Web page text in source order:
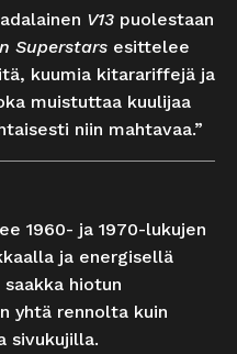
V13 puolestaan
Superstars esittelee
kuumia kitarariffejä ja
muistuttaa kuulijaa
niin mahtavaa.”
1960- ja 1970-lukujen
ja energisellä
hiotun
yhtä rennolta kuin
sivukujilla.